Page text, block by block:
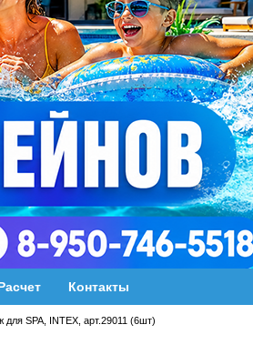
Контакты
для SPA, INTEX, арт.29011 (6шт)